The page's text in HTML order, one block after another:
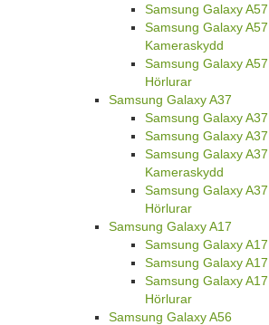
Samsung Galaxy
Samsung Galaxy
Kameraskydd
Samsung Galaxy
Hörlurar
Samsung Galaxy A37
Samsung Galaxy
Samsung Galaxy
Samsung Galaxy
Kameraskydd
Samsung Galaxy
Hörlurar
Samsung Galaxy A17
Samsung Galaxy
Samsung Galaxy
Samsung Galaxy
Hörlurar
Samsung Galaxy A56